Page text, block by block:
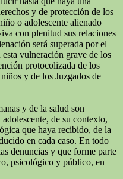
y de protección de los
o adolescente alienado
con plenitud sus relaciones
será superada por el
vulneración grave de los
protocolizada de los
y de los Juzgados de
y de la salud son
de su contexto,
que haya recibido, de la
en cada caso. En todo
denuncias y que forme parte
psicológico y público, en